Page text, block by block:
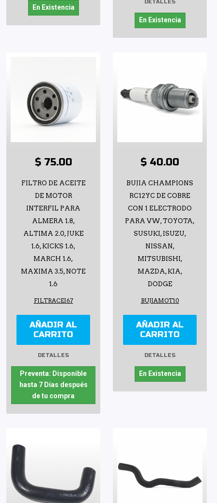
En Existencia
DETALLES
En Existencia
$ 75.00
FILTRO DE ACEITE
DE MOTOR
INTERFIL PARA
ALMERA 1.8,
ALTIMA 2.0, JUKE
1.6, KICKS 1.6,
MARCH 1.6,
MAXIMA 3.5, NOTE
1.6
FILTRACEI67
AÑADIR AL
CARRITO
DETALLES
Preventa: Disponible
hasta 7 Días después
de tu compra
$ 40.00
BUJIA CHAMPIONS
RC12YC DE COBRE
CON 1 ELECTRODO
PARA VW, TOYOTA,
SUSUKI, ISUZU,
NISSAN,
MITSUBISHI,
MAZDA, KIA,
DODGE
BUJIAMOT10
AÑADIR AL
CARRITO
DETALLES
En Existencia